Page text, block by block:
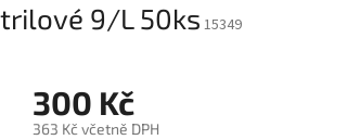
9/L 50ks 15349
300 Kč
363 Kč včetně DPH